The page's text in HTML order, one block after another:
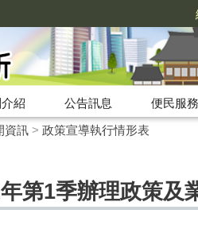
紹 公告訊息 便民服務
資訊> 政策宣導執行情形表
第1季辦理政策及